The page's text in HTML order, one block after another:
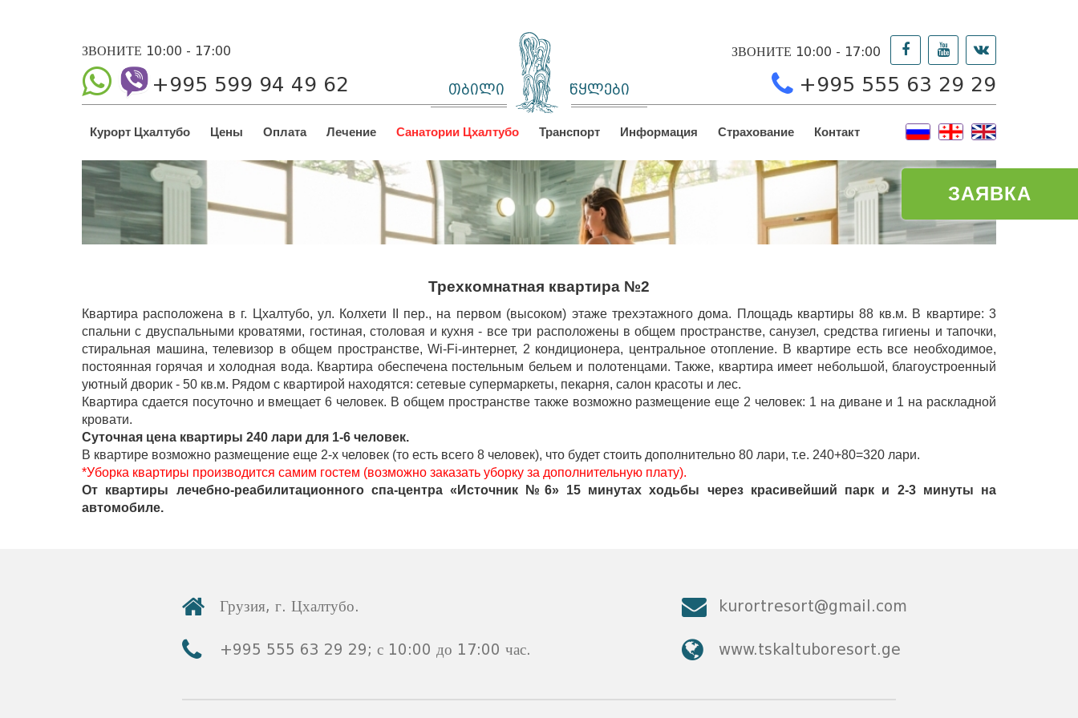
ЗАЯВКА
ЗВОНИТЕ 10:00 - 17:00
+995 599 94 49 62 თბილი წყლები
ЗВОНИТЕ 10:00 - 17:00
+995 555 63 29 29
Курорт Цхалтубо Цены Оплата Лечение Санатории Цхалтубо Транспорт Информация Страхование Контакт
Трехкомнатная квартира №2
Квартира расположена в г. Цхалтубо, ул. Колхети II пер., на первом (высоком) этаже трехэтажного дома. Площадь квартиры 88 кв.м. В квартире: 3
спальни с двуспальными кроватями, гостиная, столовая и кухня - все три расположены в общем пространстве, санузел, средства гигиены и тапочки,
стиральная машина, телевизор в общем пространстве, Wi-Fi-интернет, 2 кондиционера, центральное отопление. В квартире есть все необходимое,
постоянная горячая и холодная вода. Квартира обеспечена постельным бельем и полотенцами. Также, квартира имеет небольшой, благоустроенный
уютный дворик - 50 кв.м. Рядом с квартирой находятся: сетевые супермаркеты, пекарня, салон красоты и лес.
Квартира сдается посуточно и вмещает 6 человек. В общем пространстве также возможно размещение еще 2 человек: 1 на диване и 1 на раскладной
кровати.
Суточная цена квартиры 240 лари для 1-6 человек.
В квартире возможно размещение еще 2-х человек (то есть всего 8 человек), что будет стоить дополнительно 80 лари, т.е. 240+80=320 лари.
*Уборка квартиры производится самим гостем (возможно заказать уборку за дополнительную плату).
От квартиры лечебно-реабилитационного спа-центра «Источник №6» 15 минутах ходьбы через красивейший парк и 2-3 минуты на
автомобиле.
Грузия, г. Цхалтубо. kurortresort@gmail.com
© 2010 - 2026 Caucasus Travel Centre LTD Все права защищены. Копирование материалов только с
разрешения администрации сайта